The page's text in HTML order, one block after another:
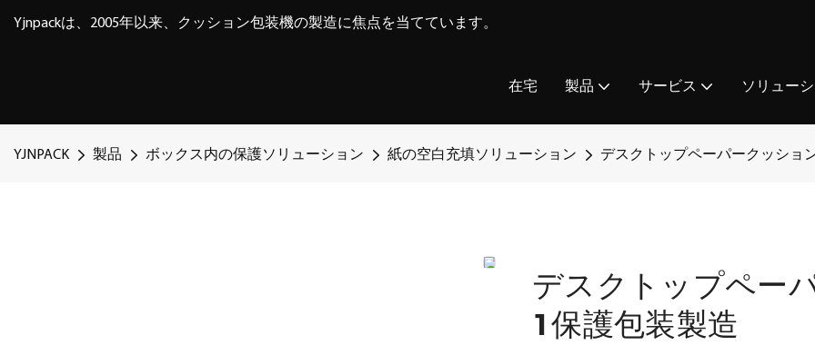
Yjnpackは、2005年以来、クッション包装機の製造に焦点を当てています。
在宅 製品 サービス ソリュー
YJNPACK 製品 ボックス内の保護ソリューション 紙の空白充填ソリューション デスクトップペーパークッショ
デスクトップペー
1保護包装製造